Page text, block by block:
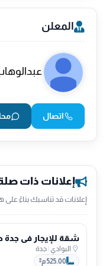
المعلن
اتصال
إعلانات ذات
إعلانات قد تناسبك بناءً على
شقة للإيجار في جدة
البوادي | جدة
525.00 م²